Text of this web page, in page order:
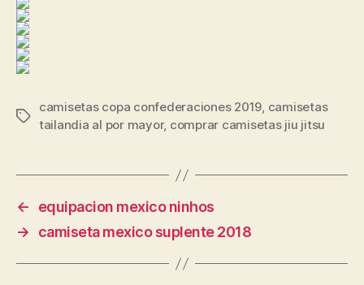
Etiquetas
camisetas copa confederaciones 2019, camisetas
tailandia al por mayor, comprar camisetas jiu jitsu
←
equipacion mexico ninhos
→
camiseta mexico suplente 2018